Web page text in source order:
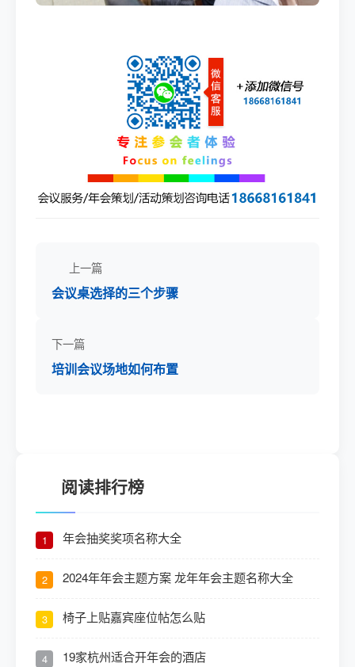
上一篇
会议桌选择的三个步骤
下一篇
培训会议场地如何布置
阅读排行榜
1 年会抽奖奖项名称大全
2 2024年年会主题方案 龙年年会主题名称大全
3 椅子上贴嘉宾座位帖怎么贴
4 19家杭州适合开年会的酒店